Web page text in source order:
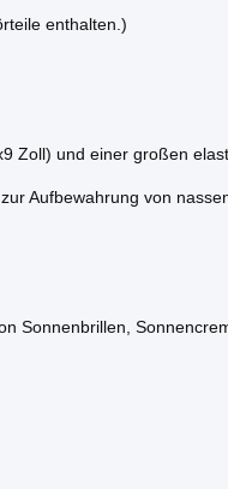
enthalten.)
Zoll) und einer großen
Aufbewahrung von
Sonnenbrillen,